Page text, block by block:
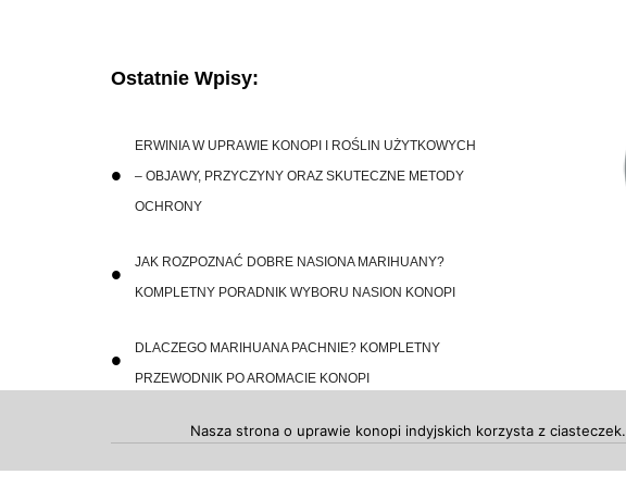
Ostatnie Wpisy:
ERWINIA W UPRAWIE KONOPI I ROŚLIN UŻYTKOWYCH
– OBJAWY, PRZYCZYNY ORAZ SKUTECZNE METODY
OCHRONY
JAK ROZPOZNAĆ DOBRE NASIONA MARIHUANY?
KOMPLETNY PORADNIK WYBORU NASION KONOPI
DLACZEGO MARIHUANA PACHNIE? KOMPLETNY
PRZEWODNIK PO AROMACIE KONOPI
Nasza strona o uprawie konopi indyjskich korzysta z ciasteczek.